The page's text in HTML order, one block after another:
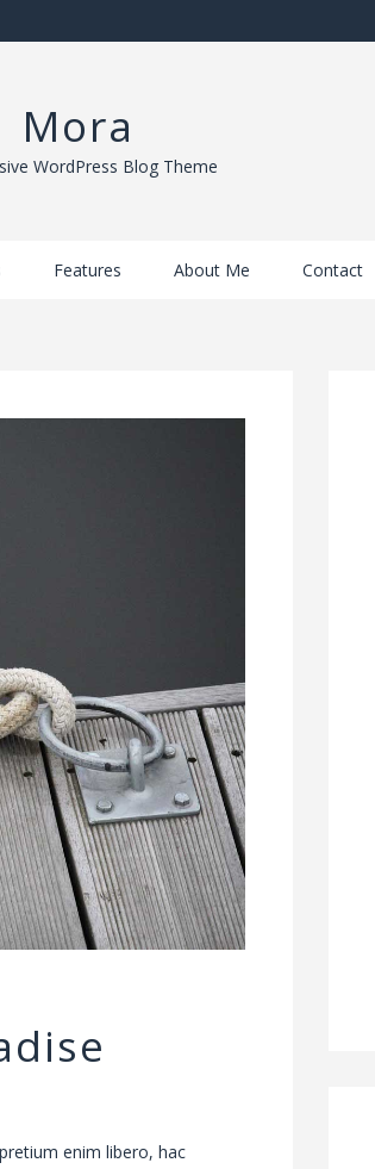
Mora
WordPress Blog Theme
Features About Me Contact
enim libero, hac